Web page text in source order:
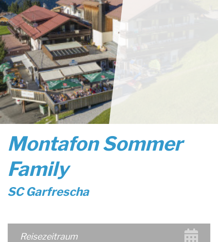
Montafon Sommer
Family
SC Garfrescha
Reisezeitraum